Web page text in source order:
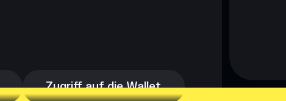
Zugriff auf die Wallet